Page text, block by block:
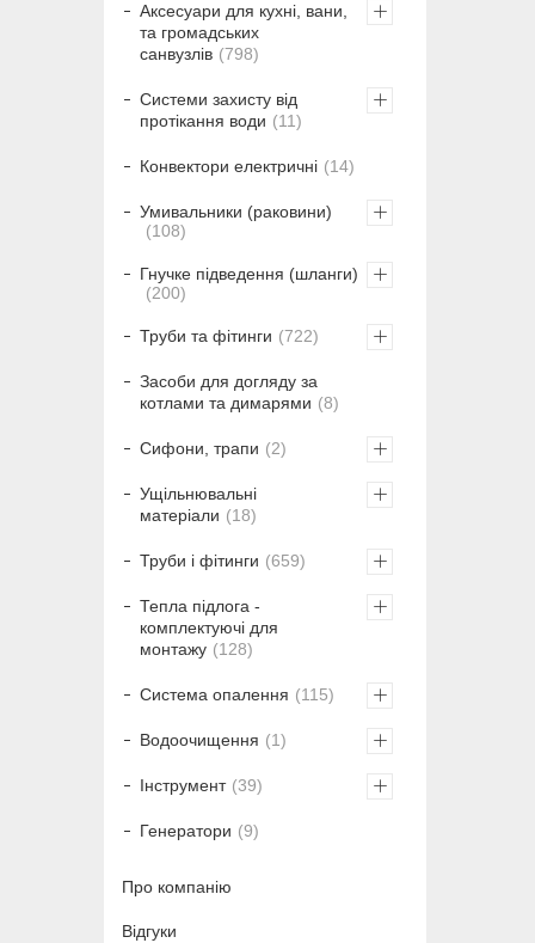
Аксесуари для кухні, вани,
та громадських
санвузлів
798
Системи захисту від
протікання води
11
Конвектори електричні 14
Умивальники (раковини)
108
Гнучке підведення (шланги)
200
Труби та фітинги 722
Засоби для догляду за
котлами та димарями
8
Сифони, трапи 2
Ущільнювальні
матеріали
18
Труби і фітинги 659
Тепла підлога -
комплектуючі для
монтажу
128
Система опалення 115
Водоочищення 1
Інструмент 39
Генератори 9
Про компанію
Відгуки